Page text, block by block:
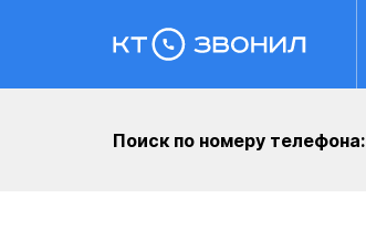
Поиск по номеру телефона: